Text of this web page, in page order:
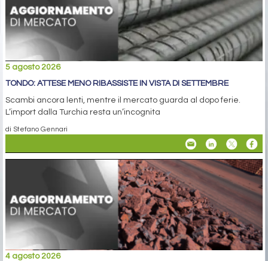
5 agosto 2026
TONDO: ATTESE MENO RIBASSISTE IN VISTA DI SETTEMBRE
Scambi ancora lenti, mentre il mercato guarda al dopo ferie.
L’import dalla Turchia resta un’incognita
di Stefano Gennari
4 agosto 2026